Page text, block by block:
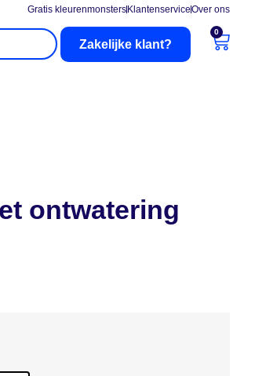
Gratis kleurenmonsters KlantenserviceOver ons
Zakelijke klant?
0
ontwatering